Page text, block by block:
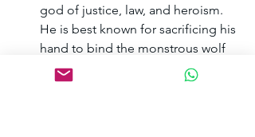
god of justice, law, and heroism.
He is best known for sacrificing his
hand to bind the monstrous wolf
Fenrir, preventing it from causing
chaos and destruction.